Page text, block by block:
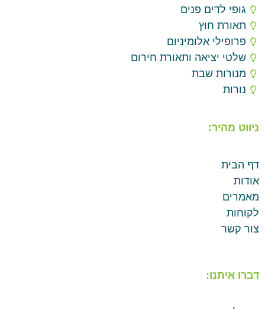
גופי לדים פנים
תאורת חוץ
פרופילי אלומיניום
שלטי יציאה ותאורת חירום
מנורות שבת
נורות
ניווט מהיר:
דף הבית
אודות
מאמרים
לקוחות
צור קשר
דברו איתנו: